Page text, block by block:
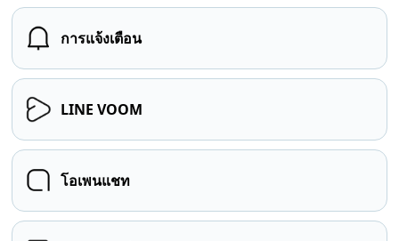
การแจ้งเตือน
LINE VOOM
โอเพนแชท